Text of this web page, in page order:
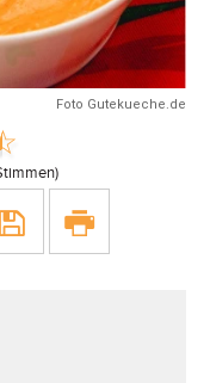
Foto Gutekueche.de